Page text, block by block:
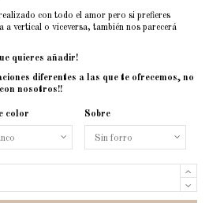
con todo el amor pero si prefieres
a vertical o viceversa, también nos parecerá
quieres añadir!
diferentes a las que te ofrecemos, no
nosotros!!
color Sobre